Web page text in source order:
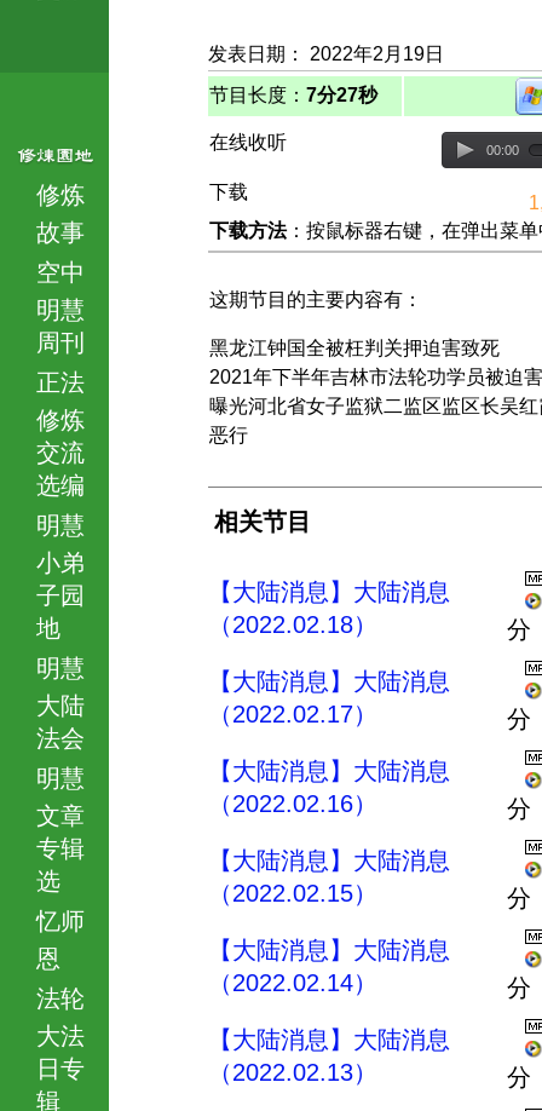
修炼
故事
空中
明慧
周刊
正法
修炼
交流
选编
明慧
小弟
子园
地
明慧
大陆
法会
明慧
文章
专辑
选
忆师
恩
法轮
大法
日专
辑
发表日期： 2022年2月19日
节目长度： 7分27秒
在线收听 00:00
下载
下载方法：按鼠标器右键，在弹出菜
这期节目的主要内容有：
黑龙江钟国全被枉判关押迫害致死
2021年下半年吉林市法轮功学员被迫
曝光河北省女子监狱二监区监区长吴红
恶行
相关节目
【大陆消息】大陆消息
（2022.02.18）
分
【大陆消息】大陆消息
（2022.02.17）
分
【大陆消息】大陆消息
（2022.02.16）
分
【大陆消息】大陆消息
（2022.02.15）
分
【大陆消息】大陆消息
（2022.02.14）
分
【大陆消息】大陆消息
（2022.02.13）
分